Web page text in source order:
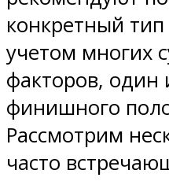
конкретный
учетом многих
факторов, один
финишного
Рассмотрим
часто